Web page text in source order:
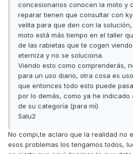
concesionarios conocen la moto y
reparar tienen que consultar con
velita para que den con la
moto está más tiempo en el taller
de las rabietas que te cogen
eterniza y no se soluciona.
Viendo esto como comprenderás,
para un uso diario, otra cosa es
que entonces todo esto puede
por lo demás, como ya he indicado
de su categoría (para mí)
Salu2
No compi,te aclaro que la realidad no
esos problemas los tengamos todos,